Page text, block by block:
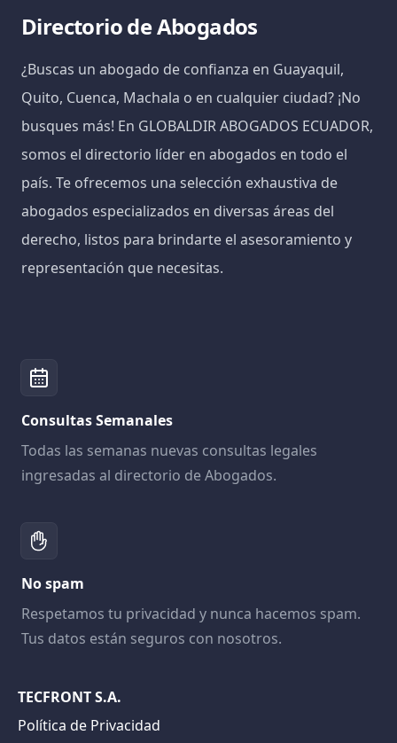
Directorio de Abogados
¿Buscas un abogado de confianza en Guayaquil,
Quito, Cuenca, Machala o en cualquier ciudad? ¡No
busques más! En GLOBALDIR ABOGADOS ECUADOR,
somos el directorio líder en abogados en todo el
país. Te ofrecemos una selección exhaustiva de
abogados especializados en diversas áreas del
derecho, listos para brindarte el asesoramiento y
representación que necesitas.
Consultas Semanales
Todas las semanas nuevas consultas legales
ingresadas al directorio de Abogados.
No spam
Respetamos tu privacidad y nunca hacemos spam.
Tus datos están seguros con nosotros.
TECFRONT S.A.
Política de Privacidad